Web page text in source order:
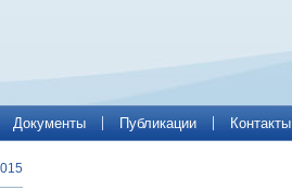
Документы Публикации Контакты